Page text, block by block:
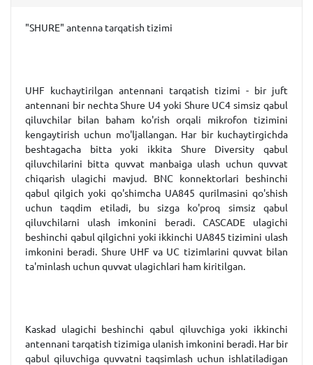
"SHURE" antenna tarqatish tizimi
UHF kuchaytirilgan antennani tarqatish tizimi - bir juft
antennani bir nechta Shure U4 yoki Shure UC4 simsiz qabul
qiluvchilar bilan baham ko'rish orqali mikrofon tizimini
kengaytirish uchun mo'ljallangan. Har bir kuchaytirgichda
beshtagacha bitta yoki ikkita Shure Diversity qabul
qiluvchilarini bitta quvvat manbaiga ulash uchun quvvat
chiqarish ulagichi mavjud. BNC konnektorlari beshinchi
qabul qilgich yoki qo'shimcha UA845 qurilmasini qo'shish
uchun taqdim etiladi, bu sizga ko'proq simsiz qabul
qiluvchilarni ulash imkonini beradi. CASCADE ulagichi
beshinchi qabul qilgichni yoki ikkinchi UA845 tizimini ulash
imkonini beradi. Shure UHF va UC tizimlarini quvvat bilan
ta'minlash uchun quvvat ulagichlari ham kiritilgan.
Kaskad ulagichi beshinchi qabul qiluvchiga yoki ikkinchi
antennani tarqatish tizimiga ulanish imkonini beradi. Har bir
qabul qiluvchiga quvvatni taqsimlash uchun ishlatiladigan